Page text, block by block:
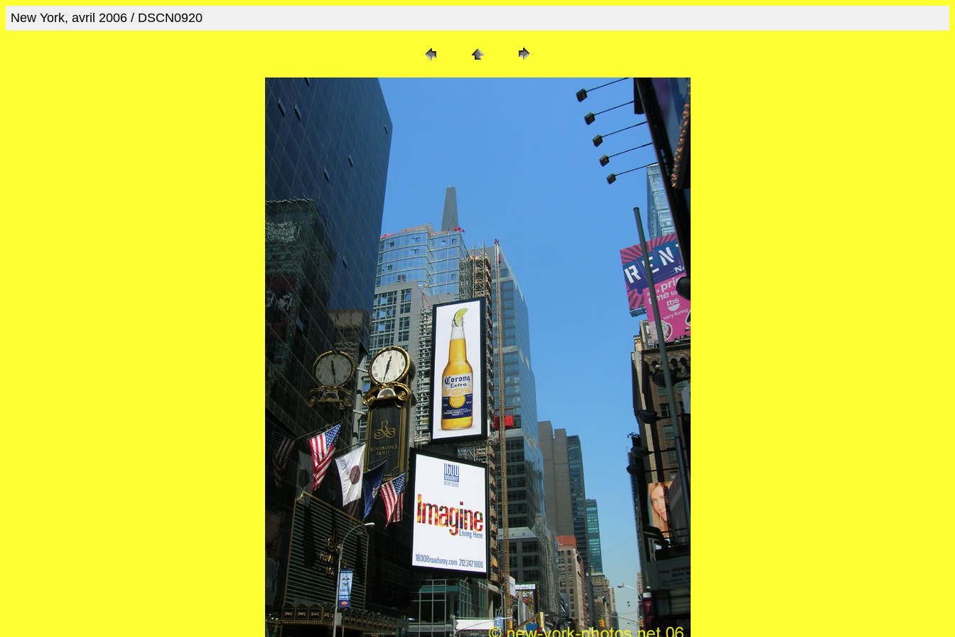
New York, avril 2006 / DSCN0920